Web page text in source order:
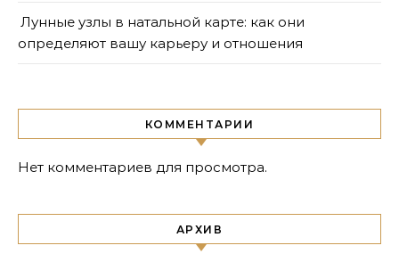
Лунные узлы в натальной карте: как они
определяют вашу карьеру и отношения
КОММЕНТАРИИ
Нет комментариев для просмотра.
АРХИВ